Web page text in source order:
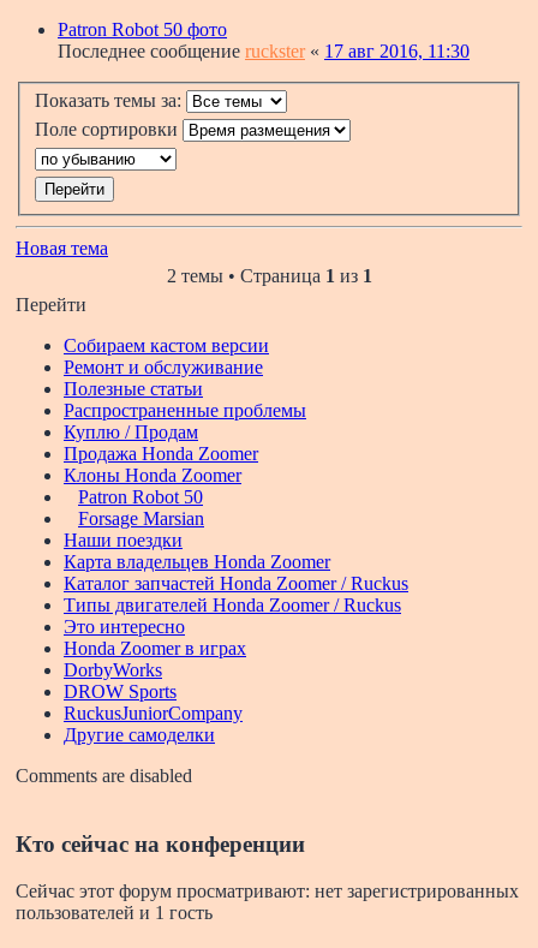
Patron Robot 50 фото
Последнее сообщение ruckster« 17 авг 2016, 11:30
Показать темы за:
Поле сортировки
Новая тема
2 темы • Страница 1 из 1
Перейти
Собираем кастом версии
Ремонт и обслуживание
Полезные статьи
Распространенные проблемы
Куплю / Продам
Продажа Honda Zoomer
Клоны Honda Zoomer
Patron Robot 50
Forsage Marsian
Наши поездки
Карта владельцев Honda Zoomer
Каталог запчастей Honda Zoomer / Ruckus
Типы двигателей Honda Zoomer / Ruckus
Это интересно
Honda Zoomer в играх
DorbyWorks
DROW Sports
RuckusJuniorCompany
Другие самоделки
Comments are disabled
Кто сейчас на конференции
Сейчас этот форум просматривают: нет зарегистрированных
пользователей и 1 гость